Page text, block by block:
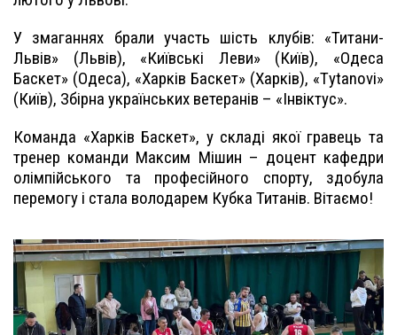
У змаганнях брали участь шість клубів: «Титани-
Львів» (Львів), «Київські Леви» (Київ), «Одеса
Баскет» (Одеса), «Харків Баскет» (Харків), «Тytanovi»
(Київ), Збірна українських ветеранів – «Інвіктус».
Команда «Харків Баскет», у складі якої гравець та
тренер команди Максим Мішин – доцент кафедри
олімпійського та професійного спорту, здобула
перемогу і стала володарем Кубка Титанів. Вітаємо!